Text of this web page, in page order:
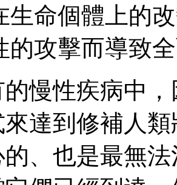
生命個體上的
的攻擊而導致
慢性疾病中
來達到修補人
的、也是最無